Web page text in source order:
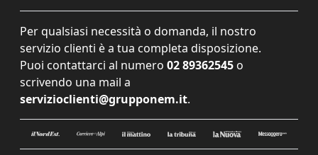
Per qualsiasi necessità o domanda, il nostro
servizio clienti è a tua completa disposizione.
Puoi contattarci al numero 02 89362545 o
scrivendo una mail a
servizioclienti@grupponem.it.